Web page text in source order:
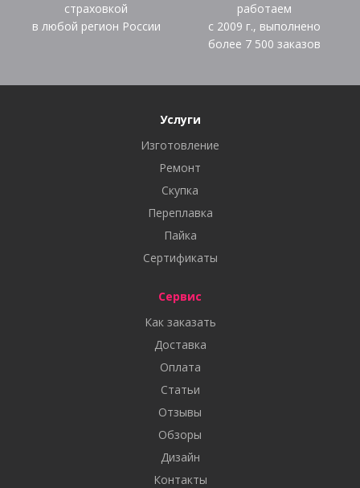
страховкой
в любой регион России
работаем
с 2009 г., выполнено
более 7 500 заказов
Услуги
Изготовление
Ремонт
Скупка
Переплавка
Пайка
Сертификаты
Сервис
Как заказать
Доставка
Оплата
Статьи
Отзывы
Обзоры
Дизайн
Контакты